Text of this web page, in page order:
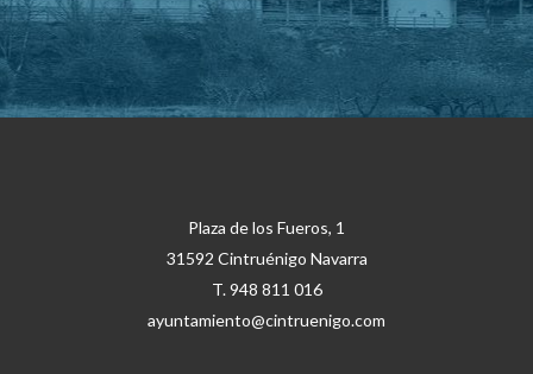
Plaza de los Fueros, 1
31592 Cintruénigo Navarra
T. 948 811 016
ayuntamiento@cintruenigo.com